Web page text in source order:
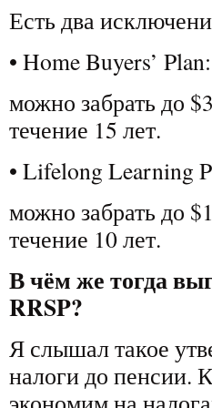
Есть два
• Home Buyers’ Plan:
можно забрать до
течение 15 лет.
• Lifelong Learning
можно забрать до
течение 10 лет.
В чём же тогда
RRSP?
Я слышал такое
налоги до пенсии.